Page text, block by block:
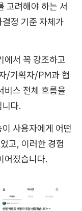
고려해야 하는 서
정 기준 자체가
에서 꼭 강조하고
/기획자/PM과 협
비스 전체 흐름을
다.
사용자에게 어떤
고, 이러한 경험
어졌습니다.